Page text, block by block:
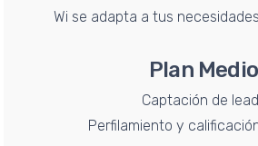
Wi se adapta a tus
Plan Medio
Captación de
Perfilamiento y